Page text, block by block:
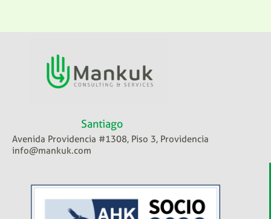
Santiago
Avenida Providencia #1308, Piso 3, Providencia
info@mankuk.com